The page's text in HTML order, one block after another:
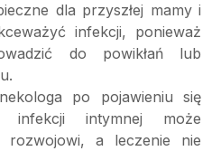
dla przyszłej mamy i
infekcji, ponieważ
do powikłań lub
po pojawieniu się
infekcji intymnej może
rozwojowi, a leczenie nie